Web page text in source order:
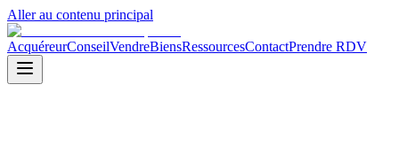
Aller au contenu principal
AcquéreurConseilVendreBiensRessourcesContactPrendre RDV